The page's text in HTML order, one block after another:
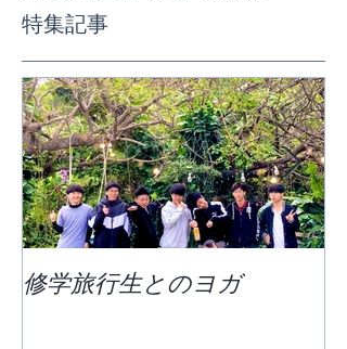
特集記事
修学旅行生とのヨガ